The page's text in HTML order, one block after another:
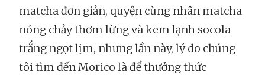
matcha đơn giản, quyện cùng nhân matcha
nóng chảy thơm lừng và kem lạnh socola
trắng ngọt lịm, nhưng lần này, lý do chúng
tôi tìm đến Morico là để thưởng thức